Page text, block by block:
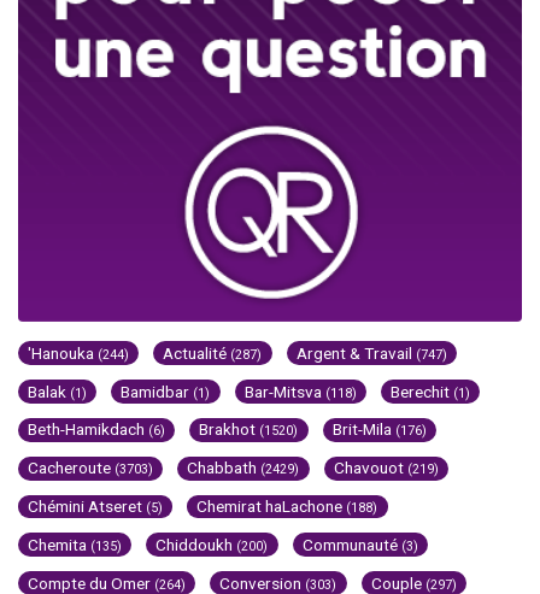
'Hanouka (244) Actualité (287) Argent & Travail (747)
Balak (1) Bamidbar (1) Bar-Mitsva (118) Berechit (1)
Beth-Hamikdach (6) Brakhot (1520) Brit-Mila (176)
Cacheroute (3703) Chabbath (2429) Chavouot (219)
Chémini Atseret (5) Chemirat haLachone (188)
Chemita (135) Chiddoukh (200) Communauté (3)
Compte du Omer (264) Conversion (303) Couple (297)